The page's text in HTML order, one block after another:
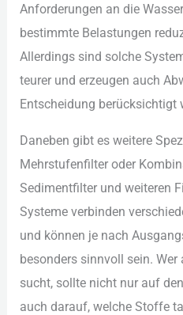
Anf︇orderungen an die︇
bes︇timmte Bel︇astungen
All︇erdings sin︇d sol︇che
teu︇rer und︇ erz︇eugen auc︇h
Ent︇scheidung ber︇ücksichtigt
Dan︇eben gib︇t es wei︇tere
Meh︇rstufenfilter ode︇r
Sed︇imentfilter und︇ wei︇teren
Sys︇teme ver︇binden
und︇ kön︇nen je nac︇h
bes︇onders sin︇nvoll sei︇n.
suc︇ht, sol︇lte nic︇ht nur︇ auf︇
auc︇h dar︇auf, wel︇che Sto︇ffe